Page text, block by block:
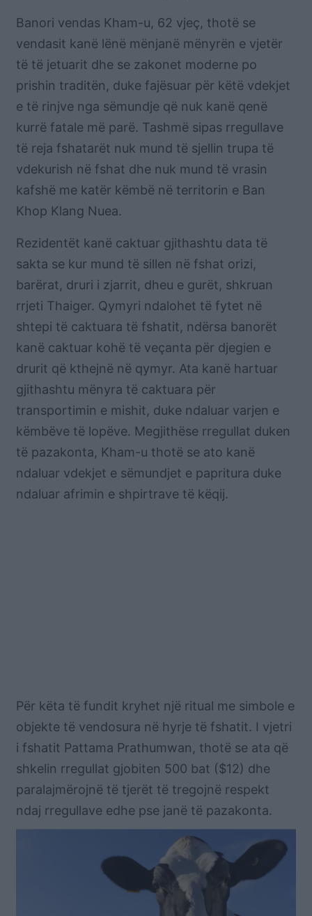
Banori vendas Kham-u, 62 vjeç, thotë se
vendasit kanë lënë mënjanë mënyrën e vjetër
të të jetuarit dhe se zakonet moderne po
prishin traditën, duke fajësuar për këtë vdekjet
e të rinjve nga sëmundje që nuk kanë qenë
kurrë fatale më parë. Tashmë sipas rregullave
të reja fshatarët nuk mund të sjellin trupa të
vdekurish në fshat dhe nuk mund të vrasin
kafshë me katër këmbë në territorin e Ban
Khop Klang Nuea.
Rezidentët kanë caktuar gjithashtu data të
sakta se kur mund të sillen në fshat orizi,
barërat, druri i zjarrit, dheu e gurët, shkruan
rrjeti Thaiger. Qymyri ndalohet të fytet në
shtepi të caktuara të fshatit, ndërsa banorët
kanë caktuar kohë të veçanta për djegien e
drurit që kthejnë në qymyr. Ata kanë hartuar
gjithashtu mënyra të caktuara për
transportimin e mishit, duke ndaluar varjen e
këmbëve të lopëve. Megjithëse rregullat duken
të pazakonta, Kham-u thotë se ato kanë
ndaluar vdekjet e sëmundjet e papritura duke
ndaluar afrimin e shpirtrave të këqij.
Për këta të fundit kryhet një ritual me simbole e
objekte të vendosura në hyrje të fshatit. I vjetri
i fshatit Pattama Prathumwan, thotë se ata që
shkelin rregullat gjobiten 500 bat ($12) dhe
paralajmërojnë të tjerët të tregojnë respekt
ndaj rregullave edhe pse janë të pazakonta.